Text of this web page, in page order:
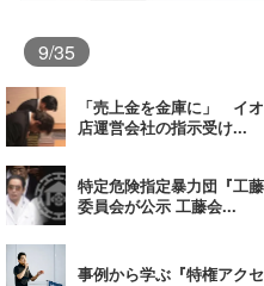
9/35
「売上金を金庫に」 イ
店運営会社の指示受け...
特定危険指定暴力団『工
委員会が公示 工藤会...
事例から学ぶ『特権アクセ